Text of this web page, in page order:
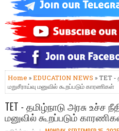
Home »EDUCATION NEWS » TET -
மறுசீராய்வு மனுவில் கூறப்படும் காரணிகள்
TET - தமிழ்நாடு அரசு உச்ச
மனுவில் கூறப்படும்